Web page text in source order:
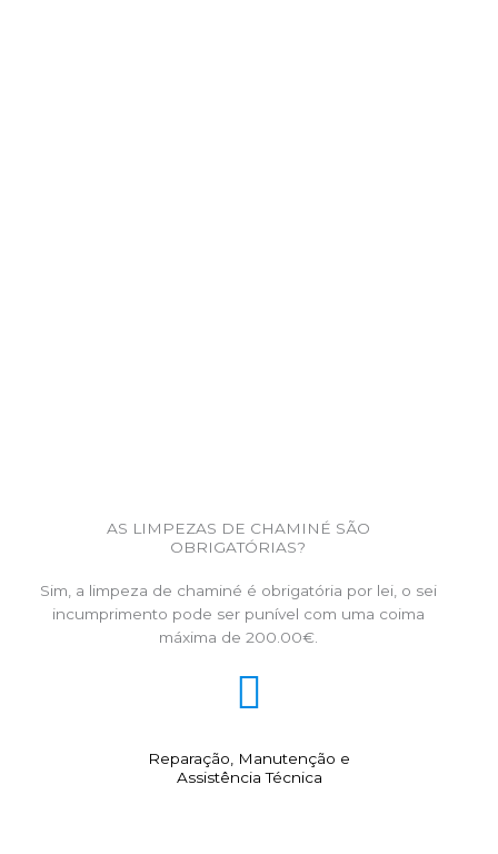
AS LIMPEZAS DE CHAMINÉ SÃO
OBRIGATÓRIAS?
Sim, a limpeza de chaminé é obrigatória por lei, o sei
incumprimento pode ser punível com uma coima
máxima de 200.00€.
Reparação, Manutenção e
Assistência Técnica